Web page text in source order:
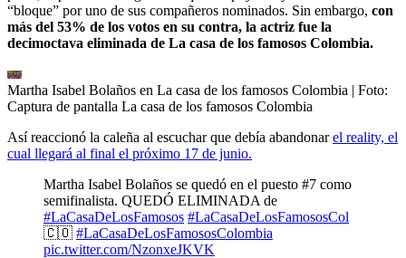
“bloque” por uno de sus compañeros nominados. Sin embargo, con
más del 53% de los votos en su contra, la actriz fue la
decimoctava eliminada de La casa de los famosos Colombia.
Martha Isabel Bolaños en La casa de los famosos Colombia | Foto:
Captura de pantalla La casa de los famosos Colombia
Así reaccionó la caleña al escuchar que debía abandonarel reality, el
cual llegará al final el próximo 17 de junio.
Martha Isabel Bolaños se quedó en el puesto #7 como
semifinalista. QUEDÓ ELIMINADA de
#LaCasaDeLosFamosos #LaCasaDeLosFamososCol
🇨🇴 #LaCasaDeLosFamososColombia
pic.twitter.com/NzonxeJKVK